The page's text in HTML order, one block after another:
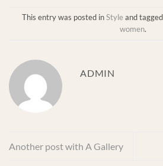
This entry was posted inStyle and tagged
women.
ADMIN
Another post with A Gallery